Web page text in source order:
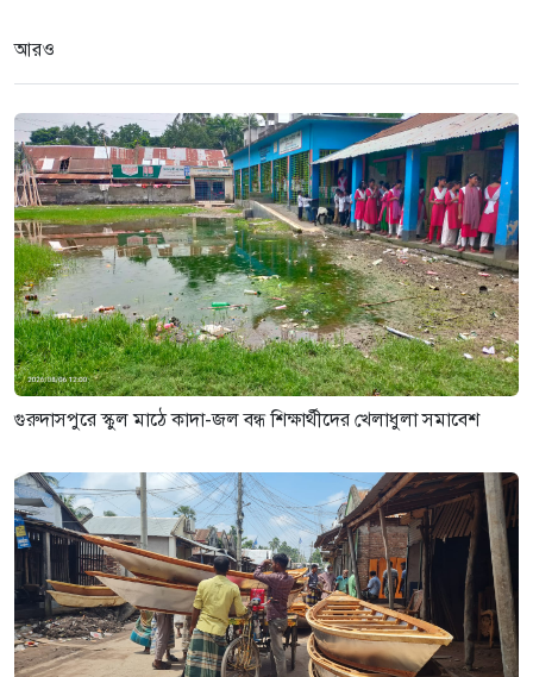
গুরুদাসপুরে আগুনে পুড়লো পেট্রোল
পাম্প,দোকান ও বসতবাড়ি
৩ সপ্তাহ আগে
আরও
গুরুদাসপুরে স্কুল মাঠে কাদা-জল বন্ধ শিক্ষার্থীদের খেলাধুলা সমাবেশ